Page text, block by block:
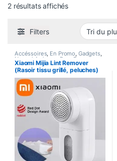
2 résultats affichésTrié du plus
Filters
Accéssoires, En Promo, Gadgets,
Nouvel Arrivage Pour Femme
Santé,Smart Home
Xiaomi Mijia Lint Remover
(Rasoir tissu grillé, peluches)